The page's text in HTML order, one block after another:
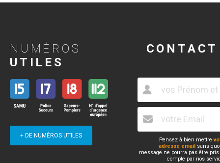
NUMÉROS
UTILES
+ DE NUMÉROS UTILES
CONTACT
Pensez à bien mettre
adresse email sans
message ne pourra pas être
compte par nos